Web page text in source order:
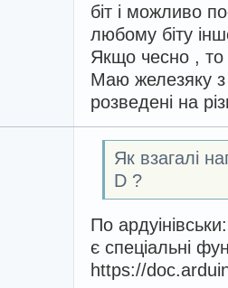
біт і можливо
любому біту
Якщо чесно ,
Маю железяку з
розведені на
Як взагалі
D ?
По ардуінівськи:
є спеціальні
https://